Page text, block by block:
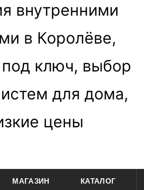
внутренними
в Королёве,
ключ, выбор
для дома,
цены
МАГАЗИН КАТАЛОГ